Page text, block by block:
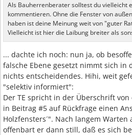
Als Bauherrenberater solltest du vielleicht
kommentieren. Ohne die Fenster von
haben ist deine Meinung weit von "guter
Vielleicht ist hier die Laibung breiter als
... dachte ich noch: nun ja, ob
falsche Ebene gesetzt nimmt sich in
nichts entscheidendes. Hihi, weit
"selektiv informiert":
Der TE spricht in der Überschrift
in Beitrag #5 auf Rückfrage einen
Holzfensters´". Nach langem
offenbart er dann still, daß es sich